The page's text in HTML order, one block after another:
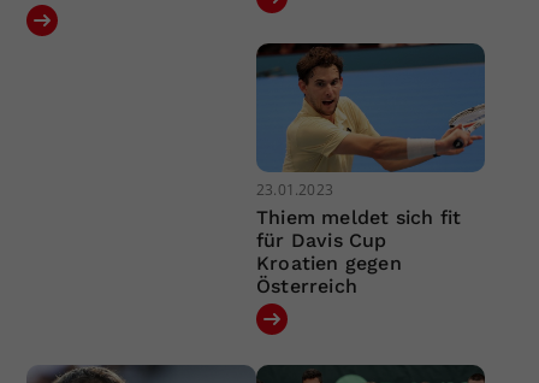
23.01.2023
Thiem meldet sich fit
für Davis Cup
Kroatien gegen
Österreich